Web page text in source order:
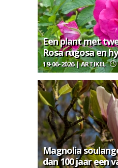
Een plant met
Rosa rugosa en
19-06-2026 | ARTIKEL
Magnolia
dan 100 jaar een